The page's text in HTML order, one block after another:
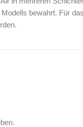
bewahrt. Für